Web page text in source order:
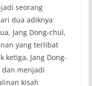
seorang
dua adiknya
Jang Dong-chul,
yang terlibat
ketiga, Jang Dong-
dan menjadi
kisah